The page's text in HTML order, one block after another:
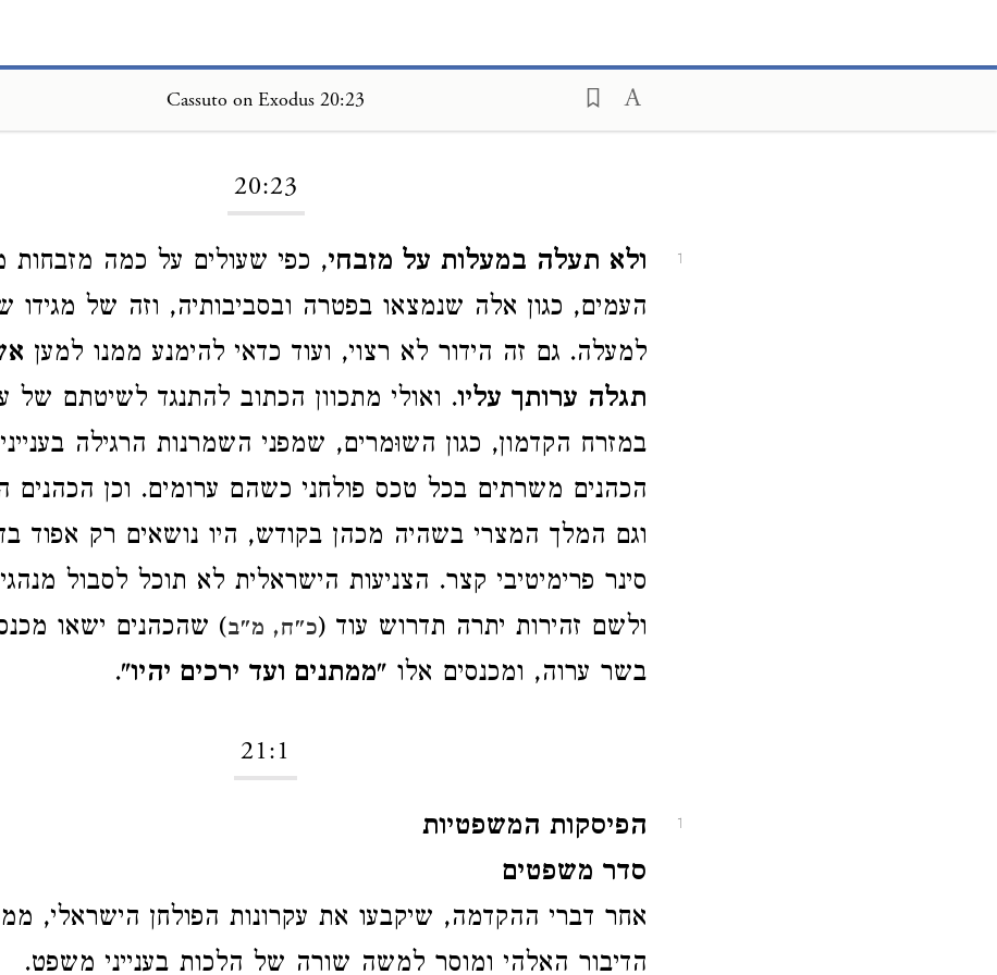
Cassuto on Exodus 20:23
20:23
1 ולא תעלה במעלות על מזבחי, כפי שעולים על כמה מזבחות
העמים, כגון אלה שנמצאו בפטרה ובסביבותיה, וזה של מגידו
למעלה. גם זה הידור לא רצוי, ועוד כדאי להימנע ממנו למען
תגלה ערותך עליו. ואולי מתכוון הכתוב להתנגד לשיטתם של
במזרח הקדמון, כגון השוּמרים, שמפני השמרנות הרגילה בענייני
הכהנים משרתים בכל טכס פולחני כשהם ערומים. וכן הכהנים
וגם המלך המצרי בשהיה מכהן בקודש, היו נושאים רק אפוד
סינר פרימיטיבי קצר. הצניעות הישראלית לא תוכל לסבול
ולשם זהירות יתרה תדרוש עוד (כ"ח, מ"ב) שהכהנים ישאו
בשר ערוה, ומכנסים אלו "ממתנים ועד ירכים יהיו".
21:1
1
הפיסקות המשפטיות
סדר משפטים
אחר דברי ההקדמה, שיקבעו את עקרונות הפולחן הישראלי,
הדיבור האלהי ומוסר למשה שורה של הלכות בענייני משפט.